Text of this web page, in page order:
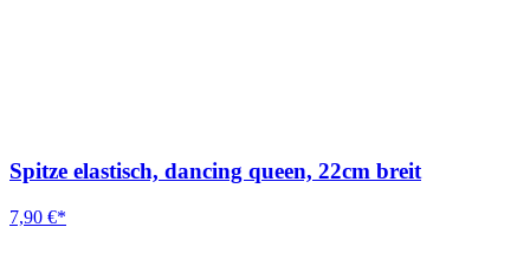
Spitze elastisch, dancing queen, 22cm breit
7,90 €*